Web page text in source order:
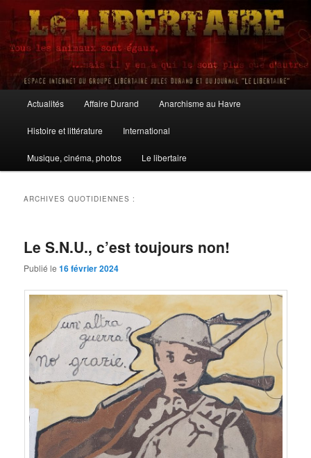
Aller
contenu
principal
Aller
contenu
secondaire
Le Libertaire
principal
Actualités Affaire Durand Anarchisme au Havre
Histoire et littérature International
Musique, cinéma, photos Le libertaire
ARCHIVES QUOTIDIENNES :
Le S.N.U., c’est toujours non!
Publié le16 février 2024